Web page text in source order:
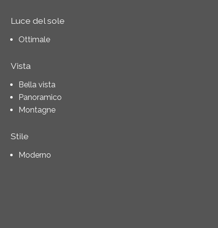
Luce del sole
Ottimale
Vista
Bella vista
Panoramico
Montagne
Stile
Moderno